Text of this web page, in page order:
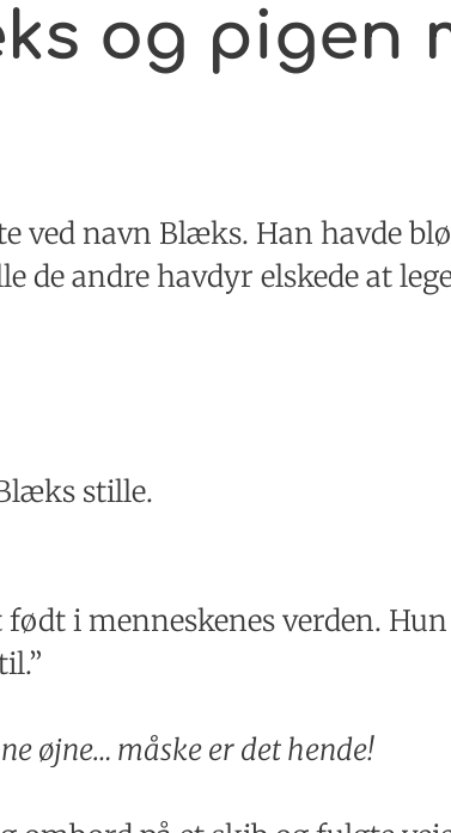
og pigen
ved navn Blæks. Han havde
de andre havdyr elskede at
stille.
i menneskenes verden.
øjne… måske er det hende!